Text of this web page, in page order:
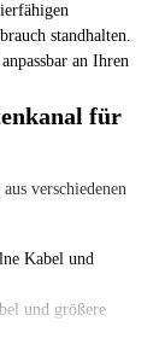
standhalten.
an Ihren
für
verschiedenen
Kabel und
und größere